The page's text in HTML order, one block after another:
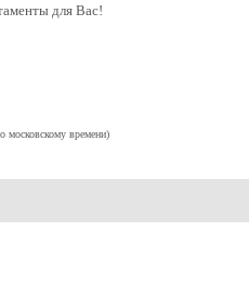
для Вас!
времени)